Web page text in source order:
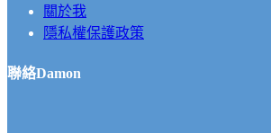
關於我
隱私權保護政策
聯絡Damon